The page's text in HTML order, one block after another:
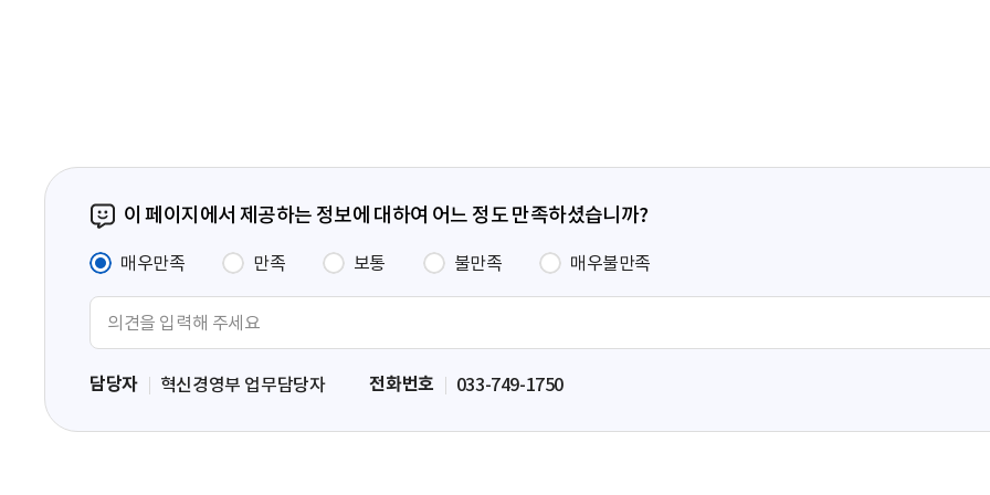
이 페이지에서 제공하는 정보에 대하여 어느 정도 만족하셨습니까?
매우만족 만족 보통 불만족 매우불만족
력
담당자 혁신경영부 업무담당자 전화번호 033-749-1750